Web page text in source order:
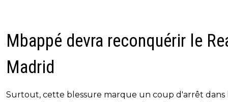
Mbappé devra reconquérir le
Madrid
Surtout, cette blessure marque un coup d'arrêt dans